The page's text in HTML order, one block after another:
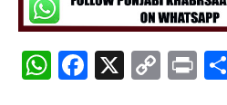
W
F
X
C
Pr